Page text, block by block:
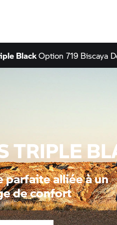
BlackOption 719 Biscaya
TRIPLE
parfaite alliée à un
de confort